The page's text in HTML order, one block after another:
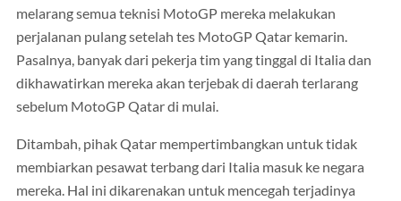
melarang semua teknisi MotoGP mereka melakukan
perjalanan pulang setelah tes MotoGP Qatar kemarin.
Pasalnya, banyak dari pekerja tim yang tinggal di Italia dan
dikhawatirkan mereka akan terjebak di daerah terlarang
sebelum MotoGP Qatar di mulai.
Ditambah, pihak Qatar mempertimbangkan untuk tidak
membiarkan pesawat terbang dari Italia masuk ke negara
mereka. Hal ini dikarenakan untuk mencegah terjadinya